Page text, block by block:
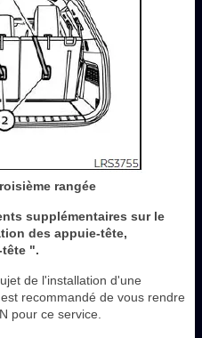
rangée
supplémentaires sur le
des appuie-tête,
".
de l'installation d'une
recommandé de vous rendre
pour ce service.